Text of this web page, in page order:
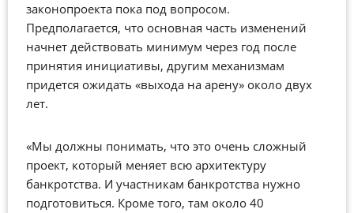
законопроекта пока под вопросом.
Предполагается, что основная часть изменений
начнет действовать минимум через год после
принятия инициативы, другим механизмам
придется ожидать «выхода на арену» около двух
лет.
«Мы должны понимать, что это очень сложный
проект, который меняет всю архитектуру
банкротства. И участникам банкротства нужно
подготовиться. Кроме того, там около 40